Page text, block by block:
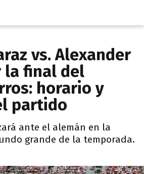
vs. Alexander
la final del
horario y
partido
ante el alemán en la
grande de la temporada.